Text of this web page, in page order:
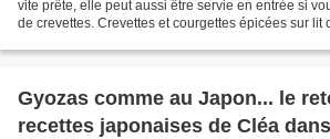
vite prête, elle peut aussi être servie en entrée si
de crevettes. Crevettes et courgettes épicées sur lit
Gyozas comme au Japon... le
recettes japonaises de Cléa